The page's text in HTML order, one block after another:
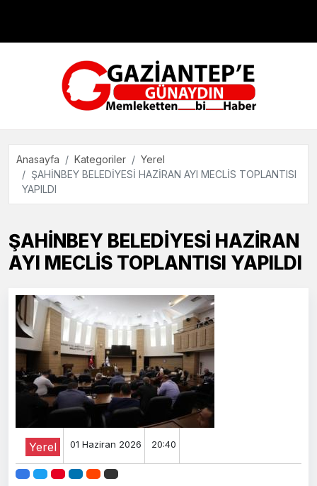
Teknoloji
Anasayfa Kategoriler
Yerel
ŞAHİNBEY BELEDİYESİ HAZİRAN AYI MECLİS TOPLANTISI
YAPILDI
ŞAHİNBEY BELEDİYESİ HAZİRAN
AYI MECLİS TOPLANTISI YAPILDI
Yerel 01 Haziran 2026 20:40